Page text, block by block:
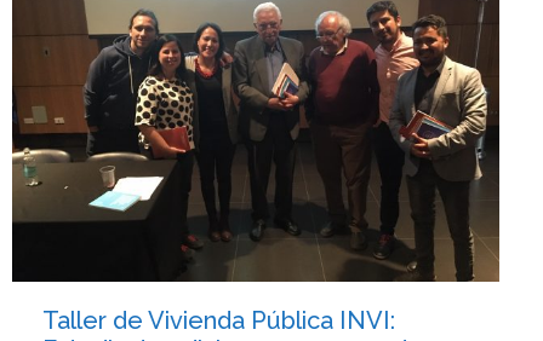
Taller de Vivienda Pública INVI: